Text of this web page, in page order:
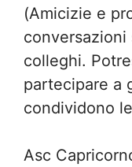
(Amicizie e
colleghi.
partecipare a
condividono
Asc